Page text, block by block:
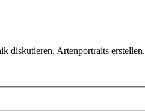
diskutieren. Artenportraits erstellen.